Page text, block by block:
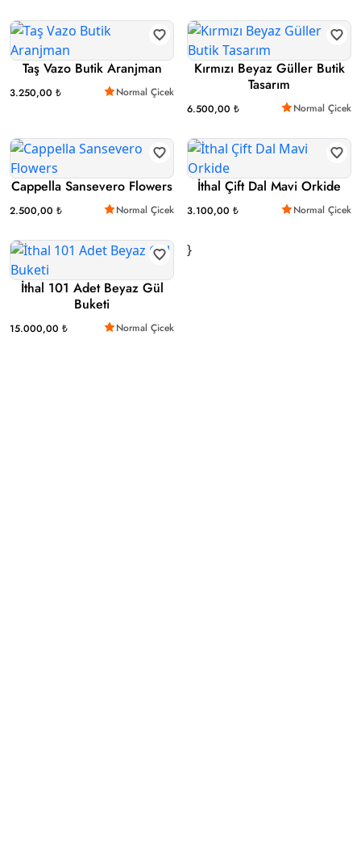
Taş Vazo Butik Aranjman
3.250,00 ₺ Normal Çicek
Kırmızı Beyaz Güller Butik
Tasarım
6.500,00 ₺ Normal Çicek
Cappella Sansevero Flowers
2.500,00 ₺ Normal Çicek
İthal Çift Dal Mavi Orkide
3.100,00 ₺ Normal Çicek
İthal 101 Adet Beyaz Gül
Buketi
15.000,00 ₺ Normal Çicek
}